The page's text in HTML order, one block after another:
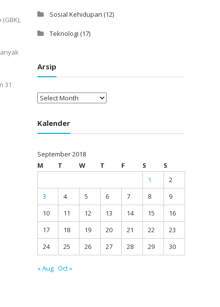
31
Sosial Kehidupan (12)
Teknologi (17)
Arsip
Arsip
Kalender
September 2018
M
T W T F S
S
1
2
3
4 5 6 7 8
9
10
11 12 13 14 15
16
17
18 19 20 21 22
23
24
25 26 27 28 29 30
« Aug Oct »